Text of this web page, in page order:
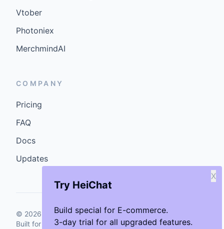
Try HeiChat
Build special for E-commerce.
3-day trial for all upgraded features.
X
Vtober
Photoniex
MerchmindAI
COMPANY
Pricing
FAQ
Docs
Updates
© 2026 GenCybers Inc. All rights reserved.
Built for storefronts that want faster answers and cleaner